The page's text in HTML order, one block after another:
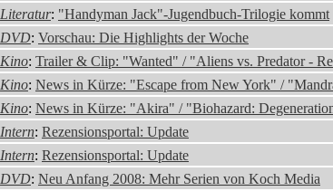
Literatur: "Handyman Jack"-Jugendbuch-Trilogie kommt
DVD: Vorschau: Die Highlights der Woche
Kino: Trailer & Clip: "Wanted" / "Aliens vs. Predator -
Kino: News in Kürze: "Escape from New York" /
Kino: News in Kürze: "Akira" / "Biohazard:
Intern: Rezensionsportal: Update
Intern: Rezensionsportal: Update
DVD: Neu Anfang 2008: Mehr Serien von Koch Media